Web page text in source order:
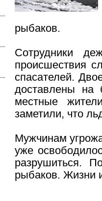
рыбаков.
Сотрудники
происшествия
спасателей.
доставлены на
местные
заметили, что
Мужчинам
уже
разрушиться.
рыбаков. Жизни